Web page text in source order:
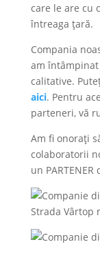
care le are cu
întreaga țară.
Compania
am
calitative.
aici. Pentru
parteneri, vă
Am fi onorați
colaboratorii
un
Strada Vârtop